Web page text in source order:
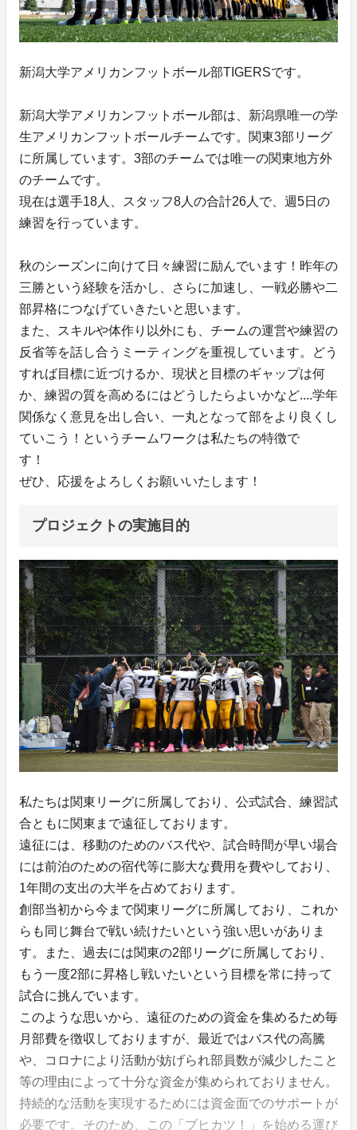
新潟大学アメリカンフットボール部TIGERSです。
新潟大学アメリカンフットボール部は、新潟県唯一の学
生アメリカンフットボールチームです。関東3部リーグ
に所属しています。3部のチームでは唯一の関東地方外
のチームです。
現在は選手18人、スタッフ8人の合計26人で、週5日の
練習を行っています。
秋のシーズンに向けて日々練習に励んでいます！昨年の
三勝という経験を活かし、さらに加速し、一戦必勝や二
部昇格につなげていきたいと思います。
また、スキルや体作り以外にも、チームの運営や練習の
反省等を話し合うミーティングを重視しています。どう
すれば目標に近づけるか、現状と目標のギャップは何
か、練習の質を高めるにはどうしたらよいかなど....学年
関係なく意見を出し合い、一丸となって部をより良くし
ていこう！というチームワークは私たちの特徴で
す！
ぜひ、応援をよろしくお願いいたします！
プロジェクトの実施目的
私たちは関東リーグに所属しており、公式試合、練習試
合ともに関東まで遠征しております。
遠征には、移動のためのバス代や、試合時間が早い場合
には前泊のための宿代等に膨大な費用を費やしており、
1年間の支出の大半を占めております。
創部当初から今まで関東リーグに所属しており、これか
らも同じ舞台で戦い続けたいという強い思いがありま
す。また、過去には関東の2部リーグに所属しており、
もう一度2部に昇格し戦いたいという目標を常に持って
試合に挑んでいます。
このような思いから、遠征のための資金を集めるため毎
月部費を徴収しておりますが、最近ではバス代の高騰
や、コロナにより活動が妨げられ部員数が減少したこと
等の理由によって十分な資金が集められておりません。
持続的な活動を実現するためには資金面でのサポートが
必要です。そのため、この「ブヒカツ！」を始める運び